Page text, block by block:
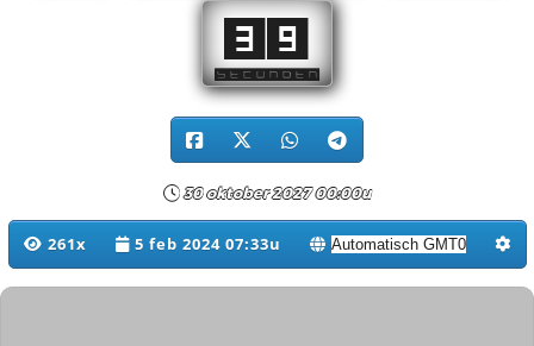
38
SECONDEN
30 oktober 2027 00:00u
261x 5 feb 2024 07:33u